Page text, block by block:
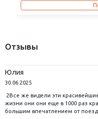
Отзывы
Юлия
30.06.2025
2Все же видели эти
жизни они они еще в 1000 раз
большим впечатлением от